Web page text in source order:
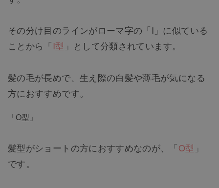
その分け目のラインがローマ字の「I」に似ている
ことから「I型 」として分類されています。
髪の毛が長めで、生え際の白髪や薄毛が気になる
方におすすめです。
「O型」
髪型がショートの方におすすめなのが、「O型 」
です。